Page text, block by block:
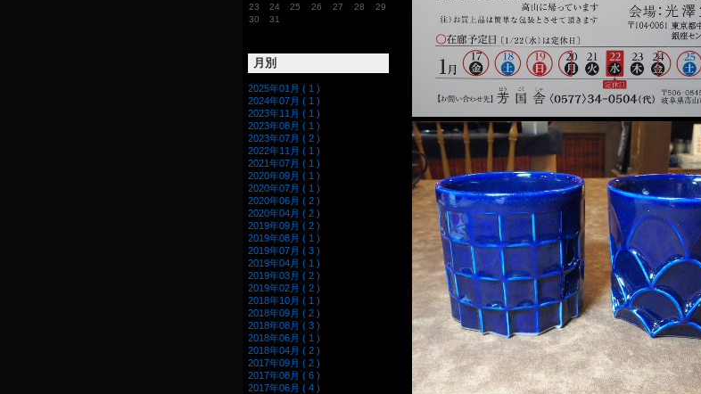
23
24 25 26 27 28
29
30
31
月別
2025年01月 ( 1 )
2024年07月 ( 1 )
2023年11月 ( 1 )
2023年08月 ( 1 )
2023年07月 ( 2 )
2022年11月 ( 1 )
2021年07月 ( 1 )
2020年09月 ( 1 )
2020年07月 ( 1 )
2020年06月 ( 2 )
2020年04月 ( 2 )
2019年09月 ( 2 )
2019年08月 ( 1 )
2019年07月 ( 3 )
2019年04月 ( 1 )
2019年03月 ( 2 )
2019年02月 ( 2 )
2018年10月 ( 1 )
2018年09月 ( 2 )
2018年08月 ( 3 )
2018年06月 ( 1 )
2018年04月 ( 2 )
2017年09月 ( 2 )
2017年08月 ( 6 )
2017年06月 ( 4 )